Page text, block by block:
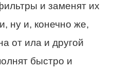
и заменят их
ну и, конечно же,
от ила и другой
быстро и